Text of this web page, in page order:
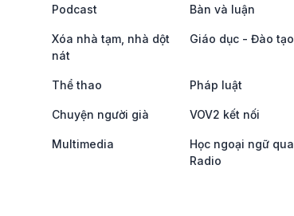
Podcast Bàn và luận
Xóa nhà tạm, nhà dột
nát
Giáo dục - Đào tạo
Thể thao Pháp luật
Chuyện người già VOV2 kết nối
Multimedia
Học ngoại ngữ qua
Radio